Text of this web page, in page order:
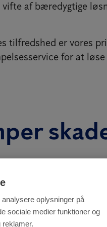
af bæredygtige
tilfredshed er vores
for at løse
hele året
kulturel og
oplysninger på
sociale medier funktioner og
reklamer.